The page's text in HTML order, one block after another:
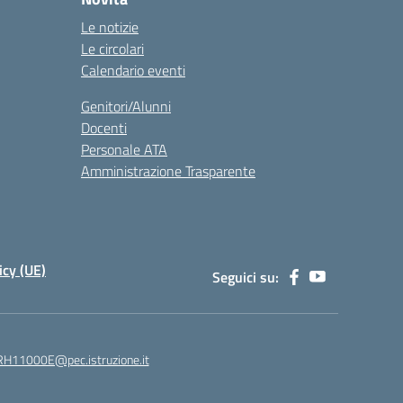
Le notizie
Le circolari
Calendario eventi
Genitori/Alunni
Docenti
Personale ATA
Amministrazione Trasparente
(UE) Seguici su: